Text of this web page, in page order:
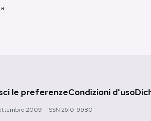
le preferenzeCondizioni d'uso
2009 - ISSN 2610-9980